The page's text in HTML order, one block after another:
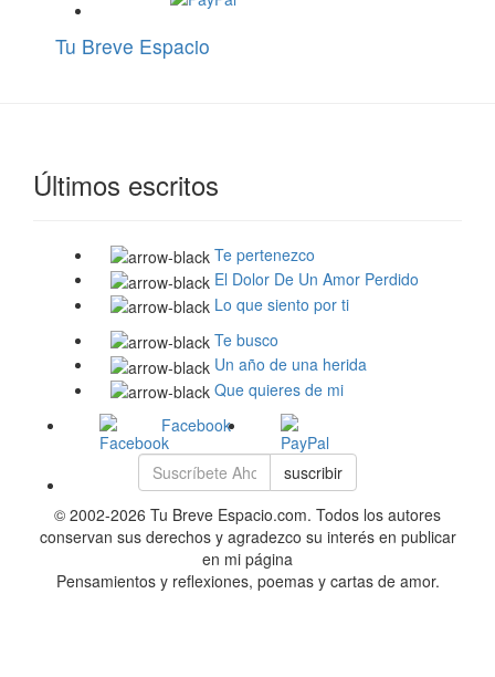
Tu Breve Espacio
Últimos escritos
Te pertenezco
El Dolor De Un Amor Perdido
Lo que siento por ti
Te busco
Un año de una herida
Que quieres de mi
Facebook
suscribir
© 2002-2026 Tu Breve Espacio.com. Todos los autores
conservan sus derechos y agradezco su interés en publicar
en mi página
Pensamientos y reflexiones, poemas y cartas de amor.